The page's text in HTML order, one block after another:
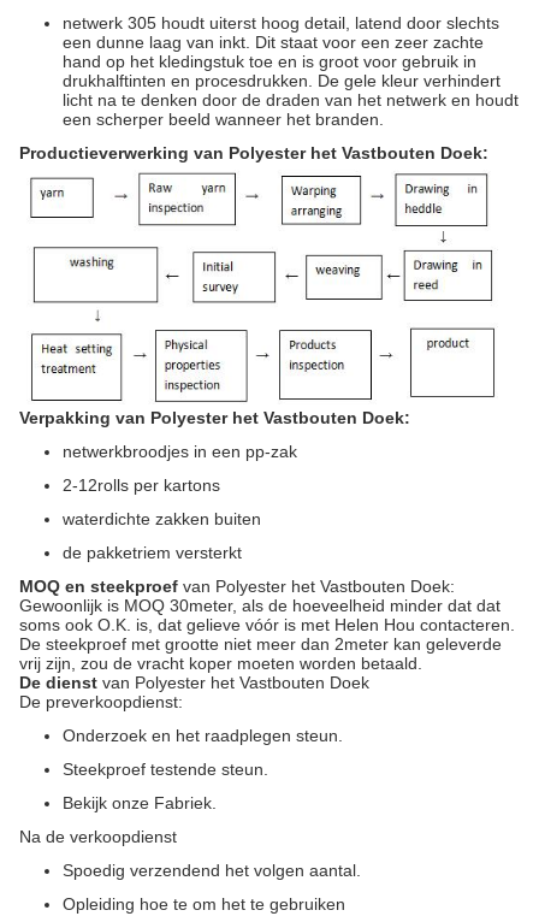
netwerk 305 houdt uiterst hoog detail, latend door slechts
een dunne laag van inkt. Dit staat voor een zeer zachte
hand op het kledingstuk toe en is groot voor gebruik in
drukhalftinten en procesdrukken. De gele kleur verhindert
licht na te denken door de draden van het netwerk en houdt
een scherper beeld wanneer het branden.
Productieverwerking van Polyester het Vastbouten Doek:
Verpakking van Polyester het Vastbouten Doek:
netwerkbroodjes in een pp-zak
2-12rolls per kartons
waterdichte zakken buiten
de pakketriem versterkt
MOQ en steekproef van Polyester het Vastbouten Doek:
Gewoonlijk is MOQ 30meter, als de hoeveelheid minder dat dat
soms ook O.K. is, dat gelieve vóór is met Helen Hou contacteren.
De steekproef met grootte niet meer dan 2meter kan geleverde
vrij zijn, zou de vracht koper moeten worden betaald.
De dienst van Polyester het Vastbouten Doek
De preverkoopdienst:
Onderzoek en het raadplegen steun.
Steekproef testende steun.
Bekijk onze Fabriek.
Na de verkoopdienst
Spoedig verzendend het volgen aantal.
Opleiding hoe te om het te gebruiken